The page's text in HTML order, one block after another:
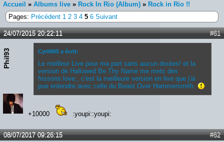
Accueil » Albums live » Rock In Rio (Album) » Rock in Rio !!
Pages: Précédent 1 2 3 4 5 6 Suivant
#61
24/07/2015 20:22:11
Phil93 Cyril665 a écrit:
Le meilleur Live pour ma part sans aucun doutes! et la
version de Hallowed Be Thy Name me mets des
frissons:love:, c'est la meilleure version en live que j'ai
pue entendre avec celle du Beast Over Hammersmith.
+10000 :youpi::youpi:
#62
08/07/2017 09:26:15